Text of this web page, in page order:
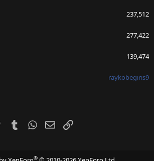
237,512
277,422
139,474
raykobegiris9
PinterestTumblrWhatsApp
EmailLink
®